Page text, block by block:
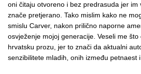
oni čitaju otvoreno i bez predrasuda jer im
znače pretjerano. Tako mislim kako ne
smislu Carver, nakon prilično naporne
osvježenje mojoj generacije. Veseli me
hrvatsku prozu, jer to znači da aktualni
senzibilitete mladih, onih između petnaest